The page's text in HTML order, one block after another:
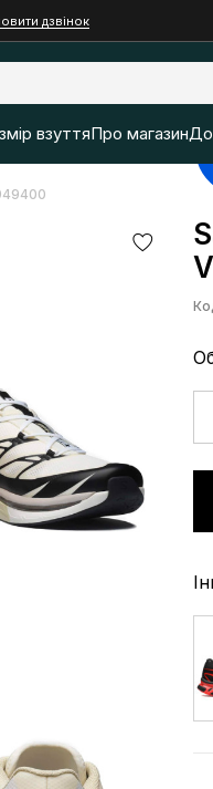
дзвінок
взуттяПро магазин